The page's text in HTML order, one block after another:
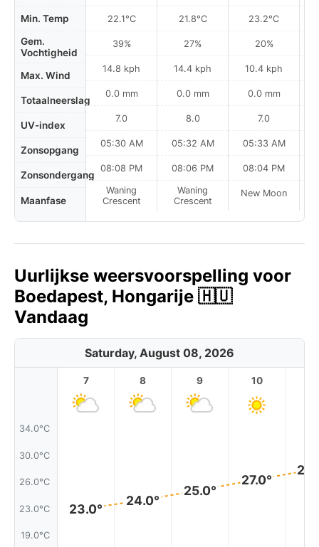
Min. Temp
Gem.
Vochtigheid
Max. Wind
Totaalneerslag
UV-index
Zonsopgang
Zonsondergang
Maanfase
22.1°C
39%
14.8 kph
0.0 mm
7.0
05:30 AM
08:08 PM
Waning
Crescent
21.8°C
27%
14.4 kph
0.0 mm
8.0
05:32 AM
08:06 PM
Waning
Crescent
23.2°C
20%
10.4 kph
0.0 mm
7.0
05:33 AM
08:04 PM
New Moon
Uurlijkse weersvoorspelling voor
Boedapest, Hongarije 🇭🇺
Vandaag
Saturday, August 08, 2026
34.0°C
30.0°C
26.0°C
23.0°C
19.0°C
7
23.0°
8
24.0°
9
25.0°
10
27.0°